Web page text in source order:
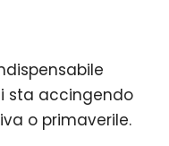
sta accingendo
o primaverile.